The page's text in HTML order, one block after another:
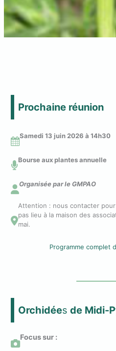
Prochaine réunion
Samedi 13 juin 2026 à 14h30
Bourse aux plantes annuelle
Organisée par le GMPAO
Attention : nous contacter
pas lieu à la maison des
mai.
Programme complet
Orchidéesde Midi-
Focus sur :